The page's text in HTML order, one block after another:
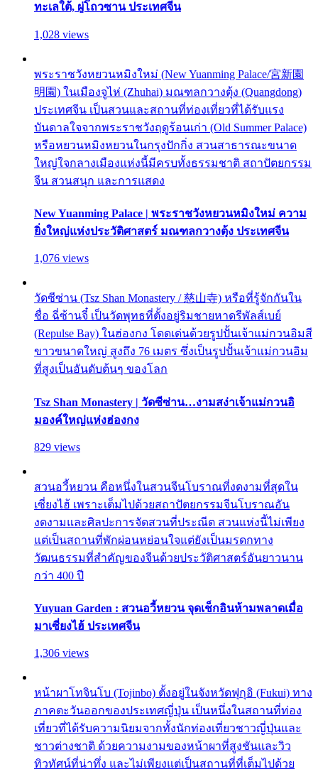
ทะเลใต้, ผู่โถวซาน ประเทศจีน
1,028 views
พระราชวังหยวนหมิงใหม่ (New Yuanming Palace/宮新園
明園) ในเมืองจูไห่ (Zhuhai) มณฑลกวางตุ้ง (Quangdong)
ประเทศจีน เป็นสวนและสถานที่ท่องเที่ยวที่ได้รับแรง
บันดาลใจจากพระราชวังฤดูร้อนเก่า (Old Summer Palace)
หรือหยวนหมิงหยวนในกรุงปักกิ่ง สวนสาธารณะขนาด
ใหญ่ใจกลางเมืองแห่งนี้มีครบทั้งธรรมชาติ สถาปัตยกรรม
จีน สวนสนุก และการแสดง
New Yuanming Palace | พระราชวังหยวนหมิงใหม่ ความ
ยิ่งใหญ่แห่งประวัติศาสตร์ มณฑลกวางตุ้ง ประเทศจีน
1,076 views
วัดซีซ่าน (Tsz Shan Monastery / 慈山寺) หรือที่รู้จักกันใน
ชื่อ ฉี่ซ้านจี๋ เป็นวัดพุทธที่ตั้งอยู่ริมชายหาดรีพัลส์เบย์
(Repulse Bay) ในฮ่องกง โดดเด่นด้วยรูปปั้นเจ้าแม่กวนอิมสี
ขาวขนาดใหญ่ สูงถึง 76 เมตร ซึ่งเป็นรูปปั้นเจ้าแม่กวนอิม
ที่สูงเป็นอันดับต้นๆ ของโลก
Tsz Shan Monastery | วัดซีซ่าน…งามสง่าเจ้าแม่กวนอิ
มองค์ใหญ่แห่งฮ่องกง
829 views
สวนอวี้หยวน คือหนึ่งในสวนจีนโบราณที่งดงามที่สุดใน
เซี่ยงไฮ้ เพราะเต็มไปด้วยสถาปัตยกรรมจีนโบราณอัน
งดงามและศิลปะการจัดสวนที่ประณีต สวนแห่งนี้ไม่เพียง
แต่เป็นสถานที่พักผ่อนหย่อนใจแต่ยังเป็นมรดกทาง
วัฒนธรรมที่สำคัญของจีนด้วยประวัติศาสตร์อันยาวนาน
กว่า 400 ปี
Yuyuan Garden : สวนอวี้หยวน จุดเช็กอินห้ามพลาดเมื่อ
มาเซี่ยงไฮ้ ประเทศจีน
1,306 views
หน้าผาโทจินโบ (Tojinbo) ตั้งอยู่ในจังหวัดฟุกุอิ (Fukui) ทาง
ภาคตะวันออกของประเทศญี่ปุ่น เป็นหนึ่งในสถานที่ท่อง
เที่ยวที่ได้รับความนิยมจากทั้งนักท่องเที่ยวชาวญี่ปุ่นและ
ชาวต่างชาติ ด้วยความงามของหน้าผาที่สูงชันและวิว
ทิวทัศน์ที่น่าทึ่ง และไม่เพียงแต่เป็นสถานที่ที่เต็มไปด้วย